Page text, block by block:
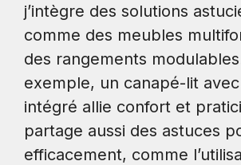
j’intègre des solutions
comme des meubles
des rangements
exemple, un canapé-lit
intégré allie confort et
partage aussi des astuces
efficacement, comme